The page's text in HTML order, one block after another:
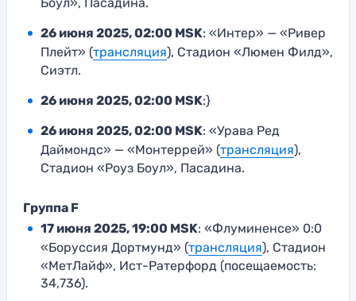
26 июня 2025, 02:00 MSK: «Интер» — «Ривер
Плейт» (трансляция), Стадион «Люмен Филд»,
Сиэтл.
26 июня 2025, 02:00 MSK:}
26 июня 2025, 02:00 MSK: «Урава Ред
Даймондс» — «Монтеррей» (трансляция),
Стадион «Роуз Боул», Пасадина.
Группа F
17 июня 2025, 19:00 MSK: «Флуминенсе» 0:0
«Боруссия Дортмунд» (трансляция), Стадион
«МетЛайф», Ист-Ратерфорд (посещаемость:
34,736).